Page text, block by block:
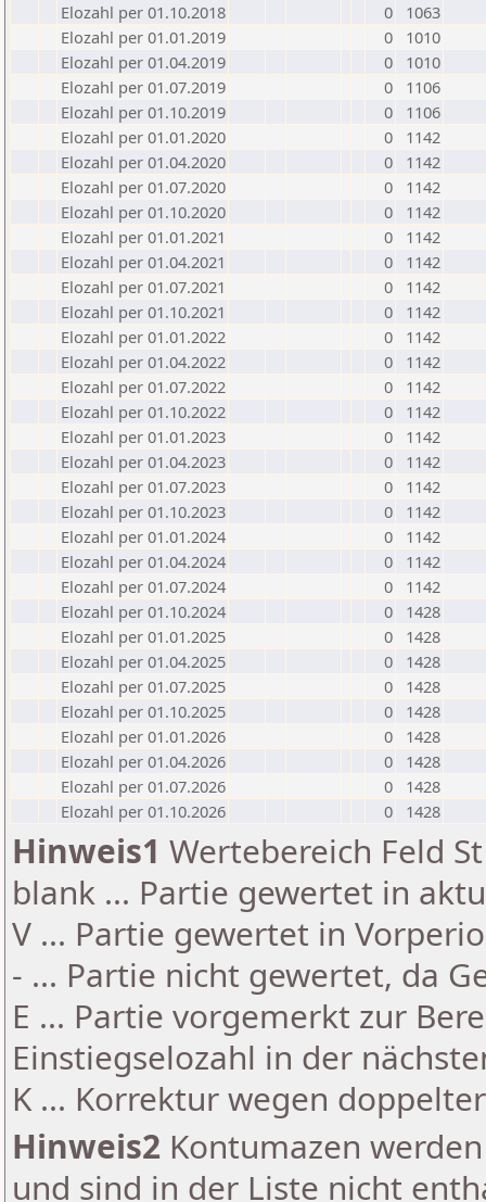
Elozahl per 01.10.2018
0
1063
Elozahl per 01.01.2019
0
1010
Elozahl per 01.04.2019
0
1010
Elozahl per 01.07.2019
0
1106
Elozahl per 01.10.2019
0
1106
Elozahl per 01.01.2020
0
1142
Elozahl per 01.04.2020
0
1142
Elozahl per 01.07.2020
0
1142
Elozahl per 01.10.2020
0
1142
Elozahl per 01.01.2021
0
1142
Elozahl per 01.04.2021
0
1142
Elozahl per 01.07.2021
0
1142
Elozahl per 01.10.2021
0
1142
Elozahl per 01.01.2022
0
1142
Elozahl per 01.04.2022
0
1142
Elozahl per 01.07.2022
0
1142
Elozahl per 01.10.2022
0
1142
Elozahl per 01.01.2023
0
1142
Elozahl per 01.04.2023
0
1142
Elozahl per 01.07.2023
0
1142
Elozahl per 01.10.2023
0
1142
Elozahl per 01.01.2024
0
1142
Elozahl per 01.04.2024
0
1142
Elozahl per 01.07.2024
0
1142
Elozahl per 01.10.2024
0
1428
Elozahl per 01.01.2025
0
1428
Elozahl per 01.04.2025
0
1428
Elozahl per 01.07.2025
0
1428
Elozahl per 01.10.2025
0
1428
Elozahl per 01.01.2026
0
1428
Elozahl per 01.04.2026
0
1428
Elozahl per 01.07.2026
0
1428
Elozahl per 01.10.2026
0 1428
Hinweis1 Wertebereich Feld
blank ... Partie gewertet in
V ... Partie gewertet in
- ... Partie nicht gewertet, da
E ... Partie vorgemerkt zur
Einstiegselozahl in der
K ... Korrektur wegen
Hinweis2 Kontumazen
und sind in der Liste nicht